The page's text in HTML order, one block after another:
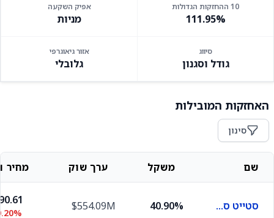
10 ההחזקות הגדולות
111.95%
אפיק השקעה
מניות
סיווג
גודל וסגנון
אזור גיאוגרפי
גלובלי
האחזקות המובילות
סינון
שם משקל ערך שוק מחיר
סטייט סטריט ספיידר פורטפוליו אס אנ פי 500 40.90%
$554.09M